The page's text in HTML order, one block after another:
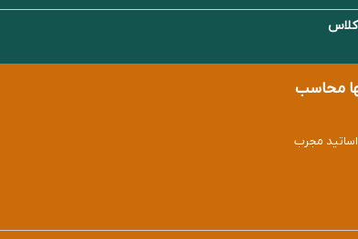
کلاس
محاسب
مجرب